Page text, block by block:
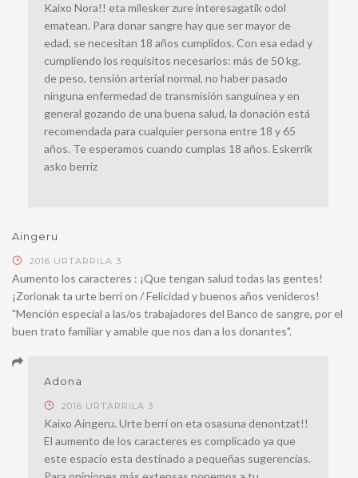
Kaixo Nora!! eta milesker zure interesagatik odol
ematean. Para donar sangre hay que ser mayor de
edad, se necesitan 18 años cumplidos. Con esa edad y
cumpliendo los requisitos necesarios: más de 50 kg.
de peso, tensión arterial normal, no haber pasado
ninguna enfermedad de transmisión sanguínea y en
general gozando de una buena salud, la donación está
recomendada para cualquier persona entre 18 y 65
años. Te esperamos cuando cumplas 18 años. Eskerrik
asko berriz
Aingeru
2016 URTARRILA 3
Aumento los caracteres : ¡Que tengan salud todas las gentes!
¡Zorionak ta urte berri on / Felicidad y buenos años venideros!
"Mención especial a las/os trabajadores del Banco de sangre, por el
buen trato familiar y amable que nos dan a los donantes".
Adona
2016 URTARRILA 3
Kaixo Aingeru. Urte berri on eta osasuna denontzat!!
El aumento de los caracteres es complicado ya que
este espacio esta destinado a pequeñas sugerencias.